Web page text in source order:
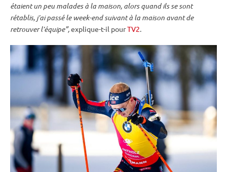
étaient un peu malades à la maison, alors quand ils se sont
rétablis, j’ai passé le week-end suivant à la maison avant de
retrouver l’équipe”,explique-t-il pourTV2